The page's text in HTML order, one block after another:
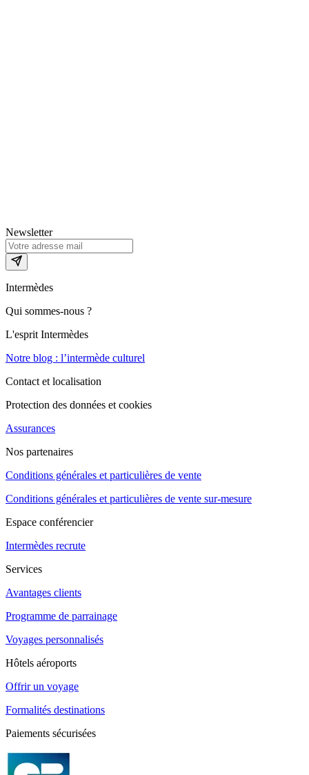
Newsletter
Intermèdes
Qui sommes-nous ?
L'esprit Intermèdes
Notre blog : l’intermède culturel
Contact et localisation
Protection des données et cookies
Assurances
Nos partenaires
Conditions générales et particulières de vente
Conditions générales et particulières de vente sur-mesure
Espace conférencier
Intermèdes recrute
Services
Avantages clients
Programme de parrainage
Voyages personnalisés
Hôtels aéroports
Offrir un voyage
Formalités destinations
Paiements sécurisées